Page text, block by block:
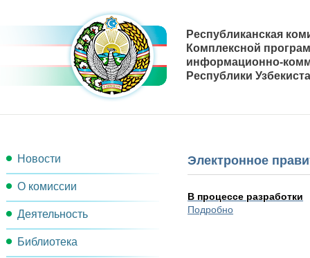
Республиканская
Комплексной
информационно-
Республики
Новости
О комиссии
Состав комиссии
Секретариат комиссии
Деятельность
План работы
Библиотека
Электронное
В процессе разработки
Подробно